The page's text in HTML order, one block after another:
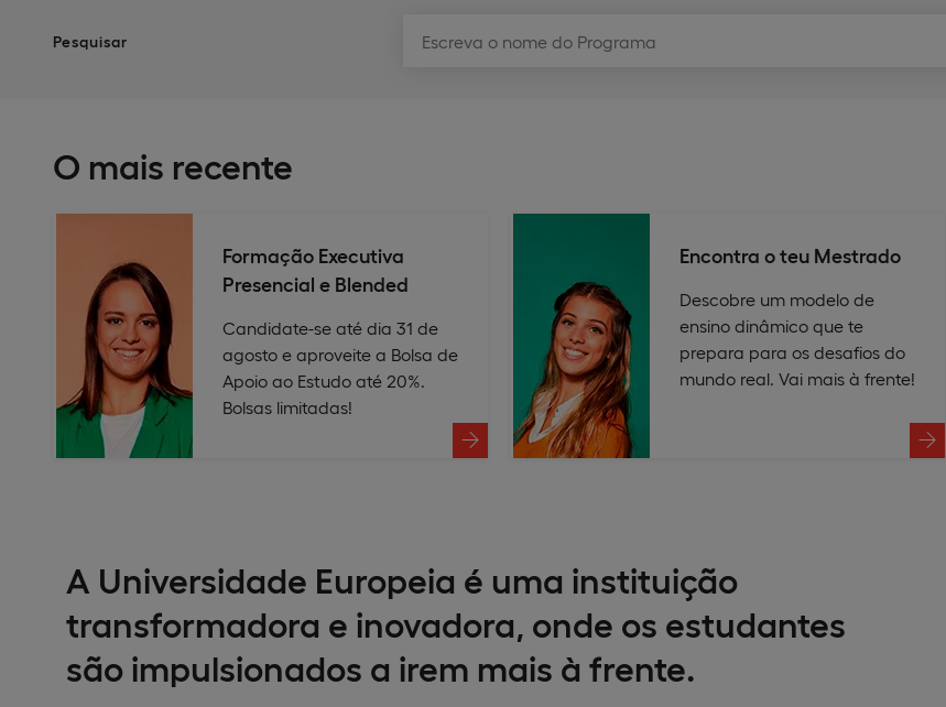
Pesquisar
O mais recente
Formação Executiva
Presencial e Blended
Candidate-se até dia 31 de
agosto e aproveite a Bolsa de
Apoio ao Estudo até 20%.
Bolsas limitadas!
Encontra o teu Mestrado
Descobre um modelo de
ensino dinâmico que te
prepara para os desafios do
mundo real. Vai mais à frente!
A Universidade Europeia é uma instituição
transformadora e inovadora, onde os estudantes
são impulsionados a irem mais à frente.